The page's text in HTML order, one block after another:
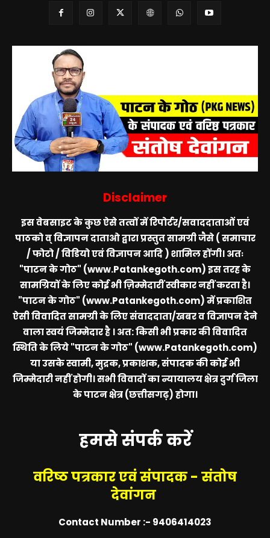
Disclaimer
इस वेबसाइट के कुछ ऐसे तत्वों में रिपोर्टर/सवाददाताओं एवं
पाठको व् विज्ञापन दाताओ द्वारा प्रस्तुत सामग्री जैसे ( समाचार
/ फोटो / विडियो एवं विज्ञापन आदि ) शामिल होंगी। अतः
"पाटन के गोठ" (www.Patankegoth.com)इस तरह के
सामग्रियों के लिए कोई भी ज़िम्मेदारीं स्वीकार नहीं करता है।
"पाटन के गोठ" (www.Patankegoth.com)में प्रकाशित
ऐसी विवादित सामग्री के लिए संवाददाता/खबर व विज्ञापन देने
वाला स्वयं जिम्मेदार है । अत: किसी भी प्रकार की विवादित
स्थिति के लिये"पाटन के गोठ" (www.Patankegoth.com)
या उसके स्वामी, मुद्रक, प्रकाशक, संपादक की कोई भी
जिम्मेदारी नहीं होगी। सभी विवादों का न्यायालय क्षेत्र दुर्ग जिला
के पाटन क्षेत्र (छत्तीसगढ़) होगा।
हमसे संपर्क करें
वरिष्ठ पत्रकार एवं संपादक - संतोष
देवांगन
Contact Number :- 9406414023